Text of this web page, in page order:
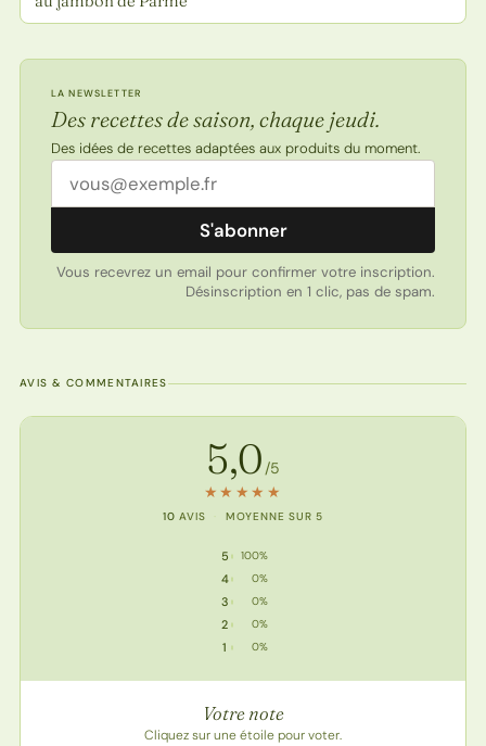
LA NEWSLETTER
Des recettes de saison, chaque jeudi.
Des idées de recettes adaptées aux produits du moment.
Adresse email
S'abonner
Vous recevrez un email pour confirmer votre inscription.
Désinscription en 1 clic, pas de spam.
AVIS & COMMENTAIRES
Note de la recette
5,0 /5
★ ★ ★ ★ ★
10 AVIS · MOYENNE SUR 5
5
5 étoiles : 10 votes
100%
4
4 étoile : 0 vote
0%
3
3 étoile : 0 vote
0%
2
2 étoile : 0 vote
0%
11 étoile : 0 vote
0%
Votre note
Cliquez sur une étoile pour voter.